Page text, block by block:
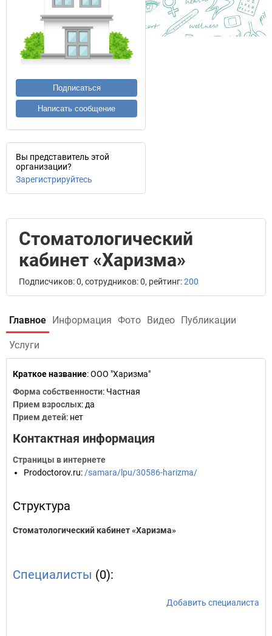
Подписаться
Написать сообщение
Вы представитель этой
организации?
Зарегистрируйтесь
Стоматологический
кабинет «Харизма»
Подписчиков: 0, сотрудников: 0, рейтинг:200
Главное Информация Фото Видео Публикации
Услуги
Краткое название:ООО "Харизма"
Форма собственности: Частная
Прием взрослых: да
Прием детей: нет
Контактная информация
Страницы в интернете
Prodoctorov.ru: /samara/lpu/30586-harizma/
Структура
Стоматологический кабинет «Харизма»
Специалисты (0):
Добавить специалиста